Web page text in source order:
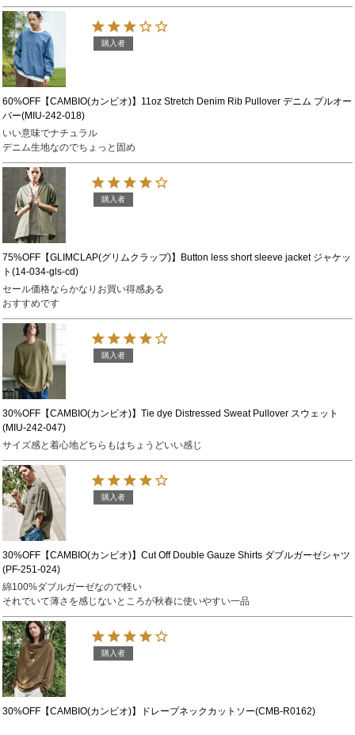
60%OFF【CAMBIO(カンビオ)】11oz Stretch Denim Rib Pullover デニム プルオー
バー(MIU-242-018)
購入者
いい意味でナチュラル
デニム生地なのでちょっと固め
75%OFF【GLIMCLAP(グリムクラップ)】Button less short sleeve jacket ジャケッ
ト(14-034-gls-cd)
購入者
セール価格ならかなりお買い得感ある
おすすめです
30%OFF【CAMBIO(カンビオ)】Tie dye Distressed Sweat Pullover スウェット
(MIU-242-047)
購入者
サイズ感と着心地どちらもはちょうどいい感じ
30%OFF【CAMBIO(カンビオ)】Cut Off Double Gauze Shirts ダブルガーゼシャツ
(PF-251-024)
購入者
綿100%ダブルガーゼなので軽い
それでいて薄さを感じないところが秋春に使いやすい一品
30%OFF【CAMBIO(カンビオ)】ドレープネックカットソー(CMB-R0162)
購入者